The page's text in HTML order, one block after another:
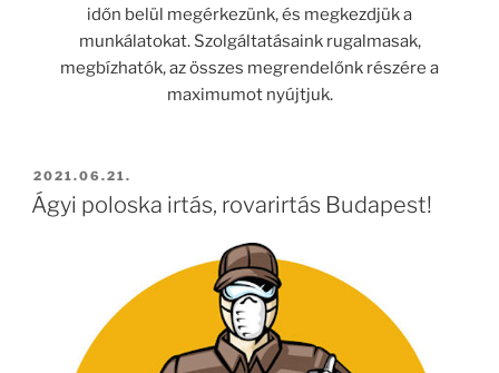
időn belül megérkezünk, és megkezdjük a
munkálatokat. Szolgáltatásaink rugalmasak,
megbízhatók, az összes megrendelőnk részére a
maximumot nyújtjuk.
BEKÜLDVE:
2021.06.21.
Ágyi poloska irtás, rovarirtás Budapest!